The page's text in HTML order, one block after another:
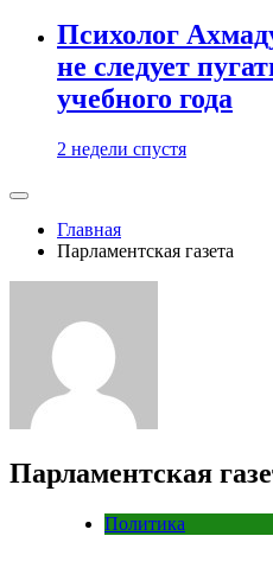
Психолог
не следует
учебного года
2 недели спустя
Главная
Парламентская газета
Парламентская
Политика